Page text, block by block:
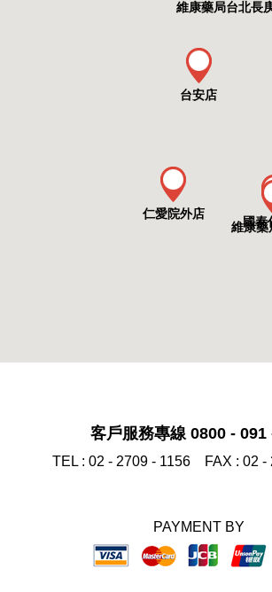
台安店
仁愛院外店
維康藥
國泰
維康藥局台北長
客戶服務專線 0800 - 091
TEL : 02 - 2709 - 1156 FAX : 02 -
PAYMENT BY